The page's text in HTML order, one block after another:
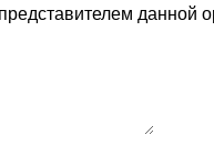
данной